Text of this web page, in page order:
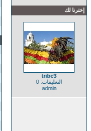
إخترنا لك
tribe3
التعليقات: 0
admin